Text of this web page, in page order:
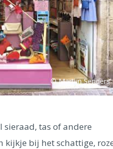
© Martijn Senders
sieraad, tas of andere
kijkje bij het schattige,